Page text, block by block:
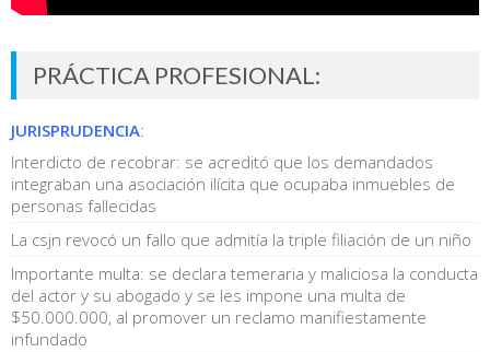
PRÁCTICA PROFESIONAL:
JURISPRUDENCIA:
Interdicto de recobrar: se acreditó que los demandados
integraban una asociación ilícita que ocupaba inmuebles de
personas fallecidas
La csjn revocó un fallo que admitía la triple filiación de un niño
Importante multa: se declara temeraria y maliciosa la conducta
del actor y su abogado y se les impone una multa de
$50.000.000, al promover un reclamo manifiestamente
infundado